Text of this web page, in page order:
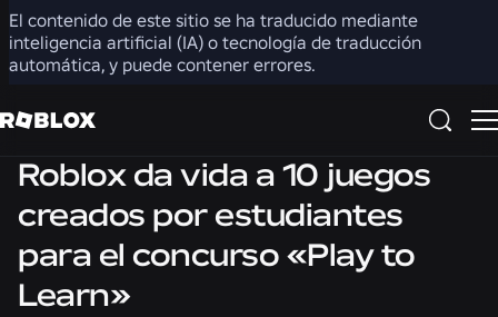
El contenido de este sitio se ha traducido mediante
inteligencia artificial (IA) o tecnología de traducción
automática, y puede contener errores.
Compartir
Roblox da vida a 10 juegos
creados por estudiantes
para el concurso «Play to
Learn»